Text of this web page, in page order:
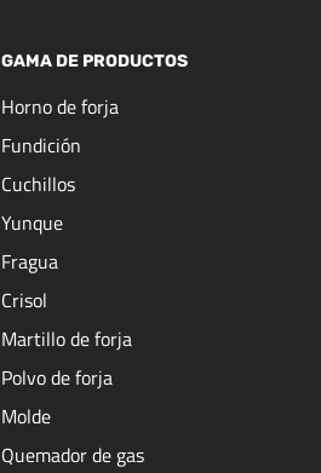
GAMA DE PRODUCTOS
Horno de forja
Fundición
Cuchillos
Yunque
Fragua
Crisol
Martillo de forja
Polvo de forja
Molde
Quemador de gas